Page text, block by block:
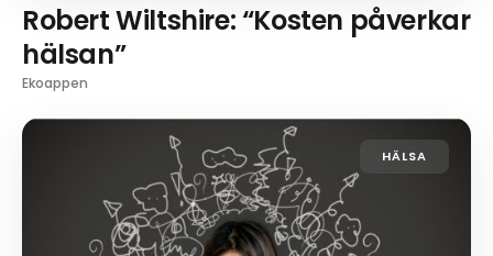
Robert Wiltshire: “Kosten påverkar
hälsan”
Ekoappen
HÄLSA